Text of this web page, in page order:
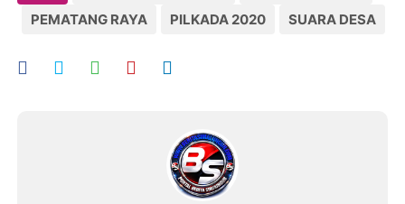
PEMATANG RAYA
PILKADA 2020 SUARA DESA